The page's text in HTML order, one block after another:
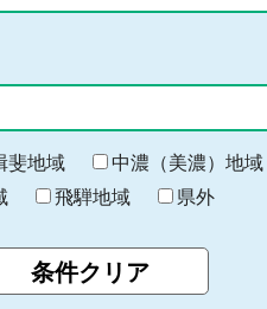
斐地域 中濃（美濃）地域
飛騨地域 県外